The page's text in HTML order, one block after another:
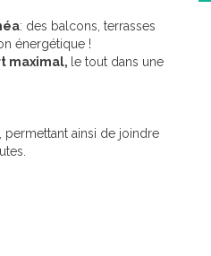
: des balcons, terrasses
énergétique !
maximal, le tout dans une
permettant ainsi de joindre